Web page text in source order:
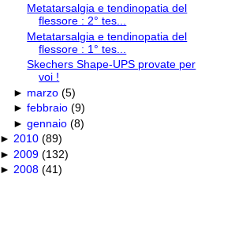
Metatarsalgia e tendinopatia del
flessore : 2° tes...
Metatarsalgia e tendinopatia del
flessore : 1° tes...
Skechers Shape-UPS provate per
voi !
► marzo (5)
►febbraio (9)
►gennaio (8)
►2010 (89)
► 2009 (132)
►2008 (41)